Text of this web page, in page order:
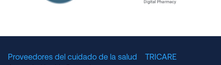
Proveedores del cuidado de la salud
TRICARE